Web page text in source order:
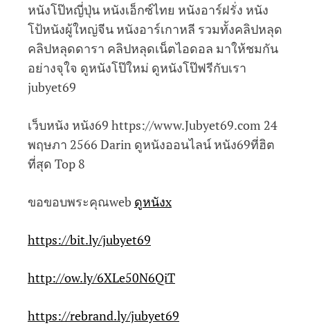
หนังโป๊หญี่ปุ่น หนังเอ็กซ์ไทย หนังอาร์ฝรั่ง หนัง
โป้หนังผู้ใหญ่จีน หนังอาร์เกาหลี รวมทั้งคลิปหลุด
คลิปหลุดดารา คลิปหลุดเน็ตไอดอล มาให้ชมกัน
อย่างจุใจ ดูหนังโป๊ใหม่ ดูหนังโป๊ฟรีกับเรา
jubyet69
เว็บหนัง หนัง69 https://www.Jubyet69.com 24
พฤษภา 2566 Darin ดูหนังออนไลน์ หนัง69ที่ฮิต
ที่สุด Top 8
ขอขอบพระคุณweb ดูหนังx
https://bit.ly/jubyet69
http://ow.ly/6XLe50N6QiT
https://rebrand.ly/jubyet69